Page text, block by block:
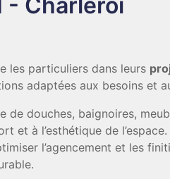
les particuliers dans leurs
adaptées aux besoins et
de douches, baignoires,
et à l’esthétique de
l’agencement et les